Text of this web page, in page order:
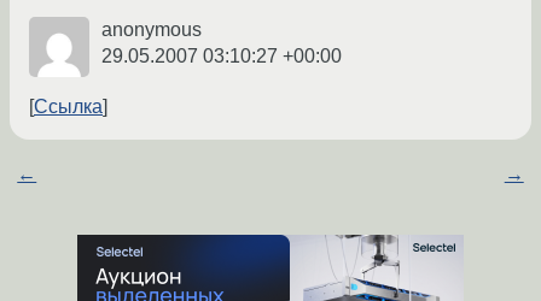
anonymous
29.05.2007 03:10:27 +00:00
Ссылка
← →